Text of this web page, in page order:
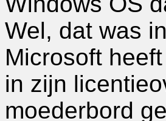
Wel, dat was
Microsoft
in zijn
moederbord